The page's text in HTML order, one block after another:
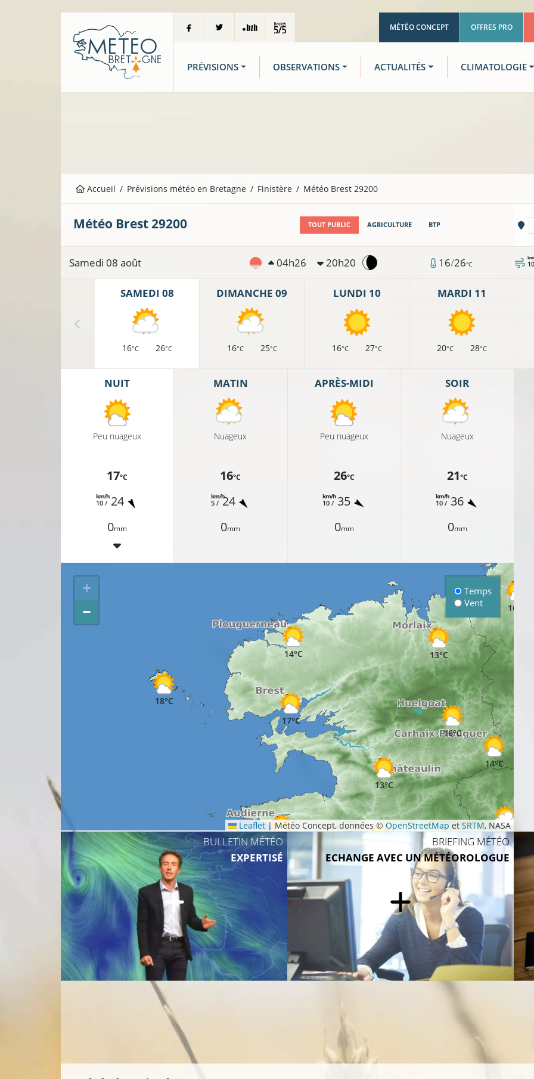
MÉTÉO CONCEPT OFFRES PRO
PRÉVISIONS OBSERVATIONS ACTUALITÉS CLIMATOLOGIE
Accueil Prévisions météo en Bretagne Finistère Météo Brest 29200
Météo Brest29200 TOUT PUBLIC AGRICULTURE BTP
Samedi 08 août 04h26 20h20 16/26°C
SAMEDI 08
16°C 26°C
DIMANCHE 09
16°C 25°C
LUNDI 10
16°C 27°C
MARDI 11
20°C 28°C
NUIT
Peu nuageux
17°C
10 /
km/h 24
0mm
MATIN
Nuageux
16°C
5 /
km/h24
0mm
APRÈS-MIDI
Peu nuageux
26°C
10 /
km/h 35
0mm
SOIR
Nuageux
21°C
10 /
km/h 36
0mm
16°C
14°C
17°C
14°C
13°C
17°C
16°C
13°C
18°C
14°C
15°C
16°C
+
−
Temps
Vent
Leaflet |Météo Concept, données ©OpenStreetMap et SRTM, NASA
BULLETIN MÉTÉO
EXPERTISÉ
BRIEFING MÉTÉO
ECHANGE AVEC UN MÉTÉOROLOGUE